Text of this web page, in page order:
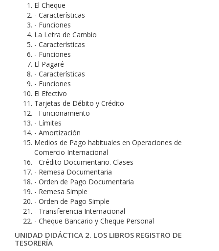
El Cheque
- Características
- Funciones
La Letra de Cambio
- Características
- Funciones
El Pagaré
- Características
- Funciones
El Efectivo
Tarjetas de Débito y Crédito
- Funcionamiento
- Límites
- Amortización
Medios de Pago habituales en Operaciones de
Comercio Internacional
- Crédito Documentario. Clases
- Remesa Documentaria
- Orden de Pago Documentaria
- Remesa Simple
- Orden de Pago Simple
- Transferencia Internacional
- Cheque Bancario y Cheque Personal
UNIDAD DIDÁCTICA 2. LOS LIBROS REGISTRO DE
TESORERÍA